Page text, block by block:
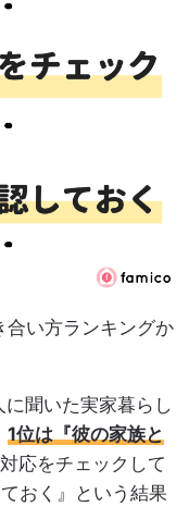
合い方ランキングか
聞いた実家暮らし
1位は『彼の家族と
応をチェックして
おく』という結果